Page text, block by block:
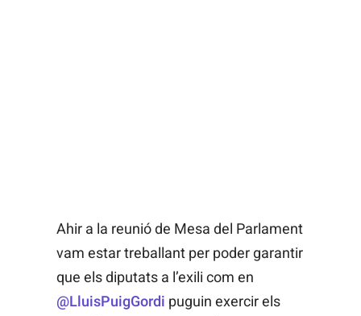
Ahir a la reunió de Mesa del Parlament
vam estar treballant per poder garantir
que els diputats a l’exili com en
@LluisPuigGordi puguin exercir els